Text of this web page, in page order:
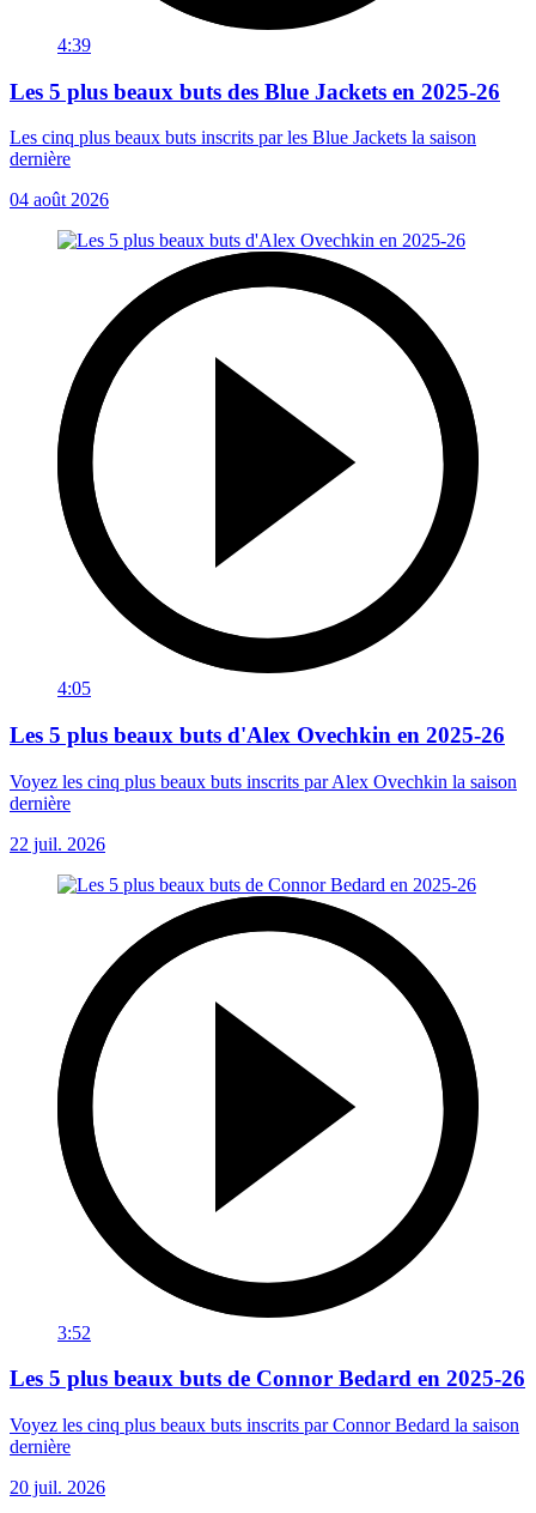
4:39
Les 5 plus beaux buts des Blue Jackets en 2025-26
Les cinq plus beaux buts inscrits par les Blue Jackets la saison
dernière
04 août 2026
4:05
Les 5 plus beaux buts d'Alex Ovechkin en 2025-26
Voyez les cinq plus beaux buts inscrits par Alex Ovechkin la saison
dernière
22 juil. 2026
3:52
Les 5 plus beaux buts de Connor Bedard en 2025-26
Voyez les cinq plus beaux buts inscrits par Connor Bedard la saison
dernière
20 juil. 2026